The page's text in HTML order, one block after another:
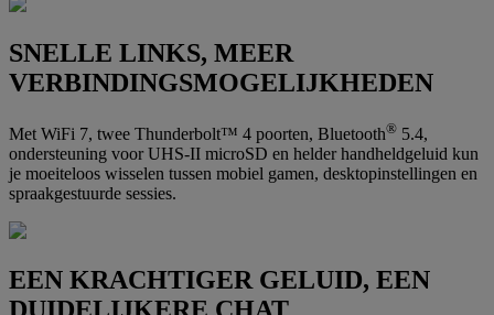
SNELLE LINKS, MEER
VERBINDINGSMOGELIJKHEDEN
Met WiFi 7, twee Thunderbolt™ 4 poorten, Bluetooth® 5.4,
ondersteuning voor UHS-II microSD en helder handheldgeluid kun
je moeiteloos wisselen tussen mobiel gamen, desktopinstellingen en
spraakgestuurde sessies.
EEN KRACHTIGER GELUID, EEN